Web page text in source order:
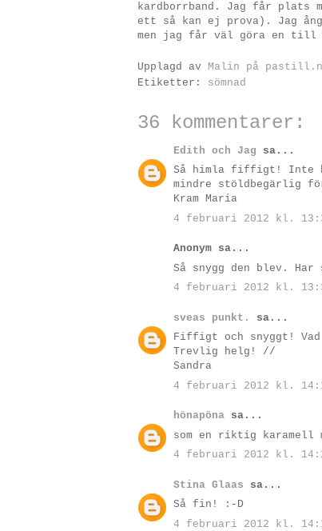
kardborrband. Jag får plats
ett så kan ej prova). Jag
men jag får väl göra en
Upplagd av Malin på
Etiketter: sömnad
36 kommentarer:
Edith och Jag sa...
Så himla fiffigt! Inte
mindre stöldbegärlig
Kram Maria
4 februari 2012 kl.
Anonym sa...
Så snygg den blev.
4 februari 2012 kl.
sveas punkt.
sa...
Fiffigt och snyggt!
Trevlig helg! //
Sandra
4 februari 2012 kl.
hönapöna sa...
som en riktig karamell
4 februari 2012 kl.
Stina Glaas sa...
Så fin! :-D
4 februari 2012 kl.